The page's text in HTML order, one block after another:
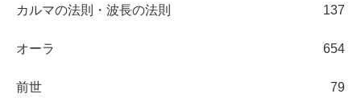
カルマの法則・波長の法則 137
オーラ 654
前世 79